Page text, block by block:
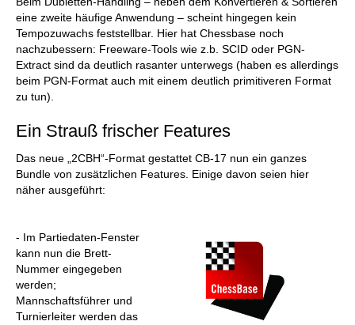
eine zweite häufige Anwendung – scheint hingegen kein
Tempozuwachs feststellbar. Hier hat Chessbase noch
nachzubessern: Freeware-Tools wie z.b. SCID oder PGN-
Extract sind da deutlich rasanter unterwegs (haben es allerdings
beim PGN-Format auch mit einem deutlich primitiveren Format
zu tun).
Ein Strauß frischer Features
Das neue „2CBH“-Format gestattet CB-17 nun ein ganzes
Bundle von zusätzlichen Features. Einige davon seien hier
näher ausgeführt:
- Im Partiedaten-Fenster
kann nun die Brett-
Nummer eingegeben
werden;
Mannschaftsführer und
Turnierleiter werden das